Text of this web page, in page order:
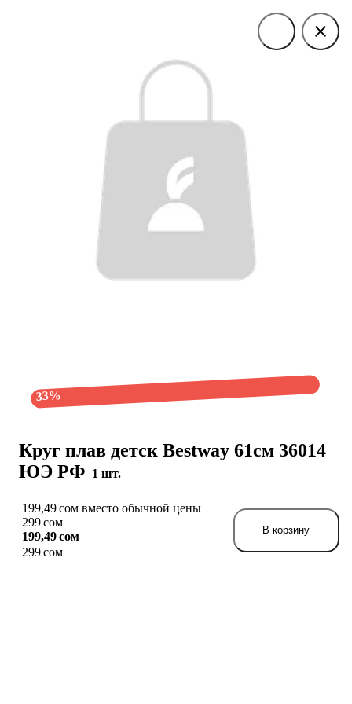
Круг плав детск Bestway 61см 36014
ЮЭ РФ 1 шт.
33%
199,49 сом вместо обычной цены
299 сом
199,49 сом
299 сом
В корзину